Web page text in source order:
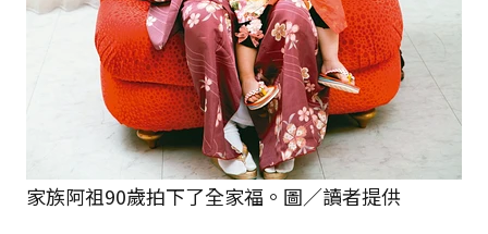
家族阿祖90歲拍下了全家福。圖／讀者提供